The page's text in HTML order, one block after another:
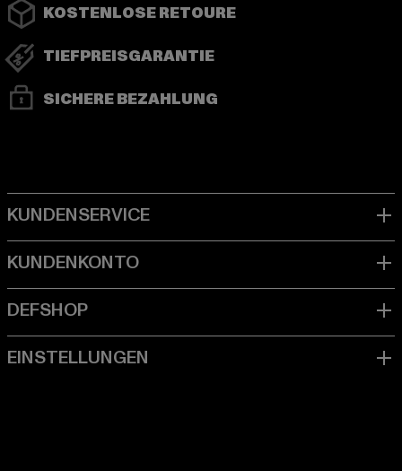
KOSTENLOSE RETOURE
TIEFPREISGARANTIE
SICHERE BEZAHLUNG